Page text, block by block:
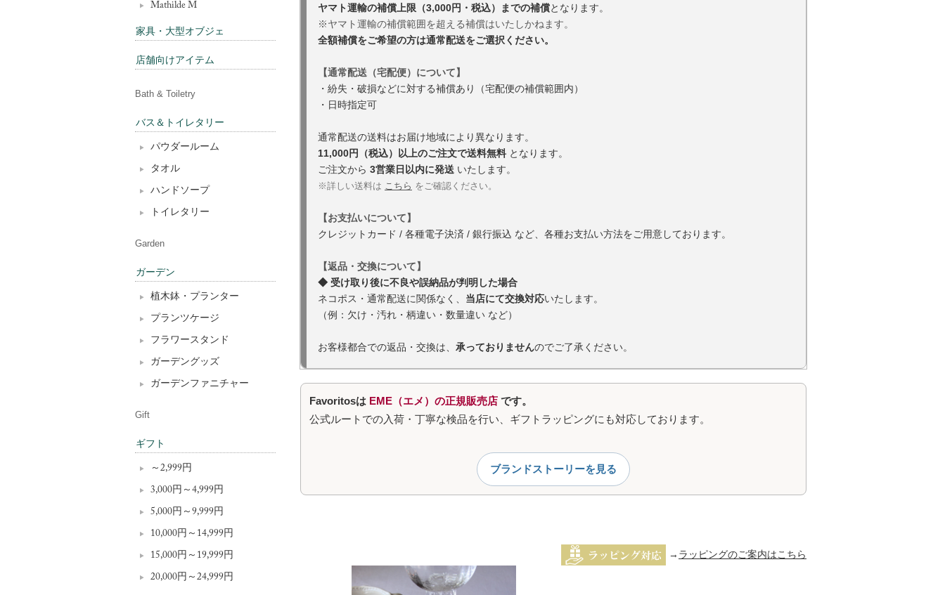
ヤマト運輸の補償上限（3,000円・税込）までの補償となります。
※ヤマト運輸の補償範囲を超える補償はいたしかねます。
全額補償をご希望の方は通常配送をご選択ください。
【通常配送（宅配便）について】
・紛失・破損などに対する補償あり（宅配便の補償範囲内）
・日時指定可
通常配送の送料はお届け地域により異なります。
11,000円（税込）以上のご注文で送料無料 となります。
ご注文から 3営業日以内に発送 いたします。
※詳しい送料は こちら をご確認ください。
【お支払いについて】
クレジットカード / 各種電子決済 / 銀行振込 など、各種お支払い方法をご用意しております。
【返品・交換について】
◆ 受け取り後に不良や誤納品が判明した場合
ネコポス・通常配送に関係なく、 当店にて交換対応いたします。
（例：欠け・汚れ・柄違い・数量違い など）
お客様都合での返品・交換は、 承っておりませんのでご了承ください。
Favoritosは EME（エメ）の正規販売店 です。
公式ルートでの入荷・丁寧な検品を行い、ギフトラッピングにも対応しております。
ブランドストーリーを見る
→ ラッピングのご案内はこちら
Mathilde M
家具・大型オブジェ
店舗向けアイテム
Bath & Toiletry
バス＆トイレタリー
パウダールーム
タオル
ハンドソープ
トイレタリー
Garden
ガーデン
植木鉢・プランター
プランツケージ
フラワースタンド
ガーデングッズ
ガーデンファニチャー
Gift
ギフト
～2,999円
3,000円～4,999円
5,000円～9,999円
10,000円～14,999円
15,000円～19,999円
20,000円～24,999円